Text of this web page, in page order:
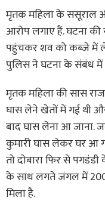
मृतक महिला के ससूराल
आरोप लगाए हैं. घटना
पहुंचकर शव को कब्जे में
पुलिस ने घटना के संबंध में
मृतक महिला की सास
घास लेने खेतों में गई थी
बाद घास लेना आ जाना.
कुमारी घास लेकर घर आ
तो दोबारा फिर से
के साथ लगते जंगल में
मिला है.